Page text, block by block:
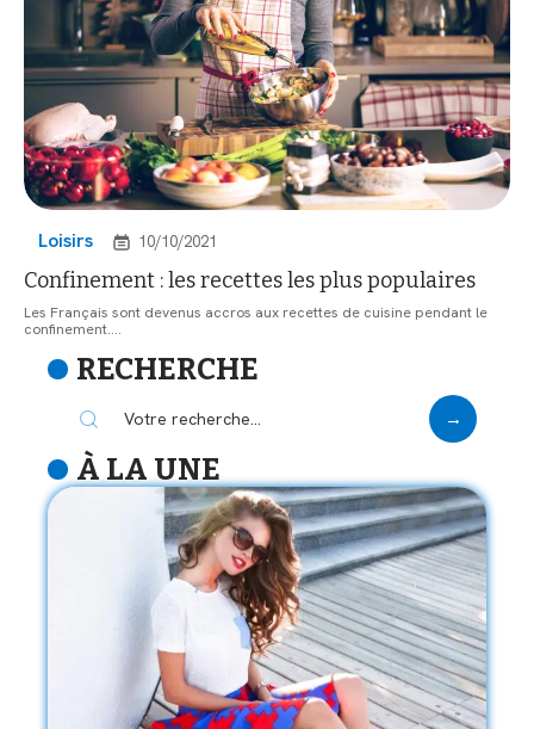
Loisirs 10/10/2021
Confinement : les recettes les plus populaires
Les Français sont devenus accros aux recettes de cuisine pendant le
confinement.…
RECHERCHE
À LA UNE